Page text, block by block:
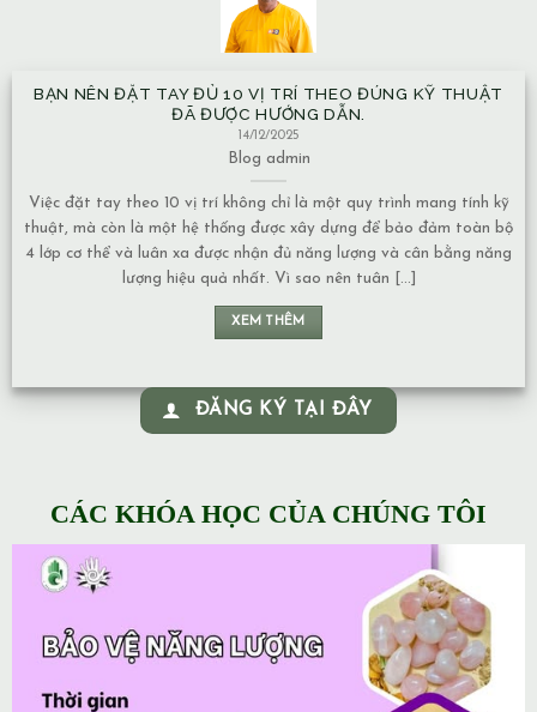
BẠN NÊN ĐẶT TAY ĐỦ 10 VỊ TRÍ THEO ĐÚNG KỸ THUẬT
ĐÃ ĐƯỢC HƯỚNG DẪN.
14/12/2025
Blog admin
Việc đặt tay theo 10 vị trí không chỉ là một quy trình mang tính kỹ
thuật, mà còn là một hệ thống được xây dựng để bảo đảm toàn bộ
4 lớp cơ thể và luân xa được nhận đủ năng lượng và cân bằng năng
lượng hiệu quả nhất. Vì sao nên tuân [...]
XEM THÊM
ĐĂNG KÝ TẠI ĐÂY
CÁC KHÓA HỌC CỦA CHÚNG TÔI